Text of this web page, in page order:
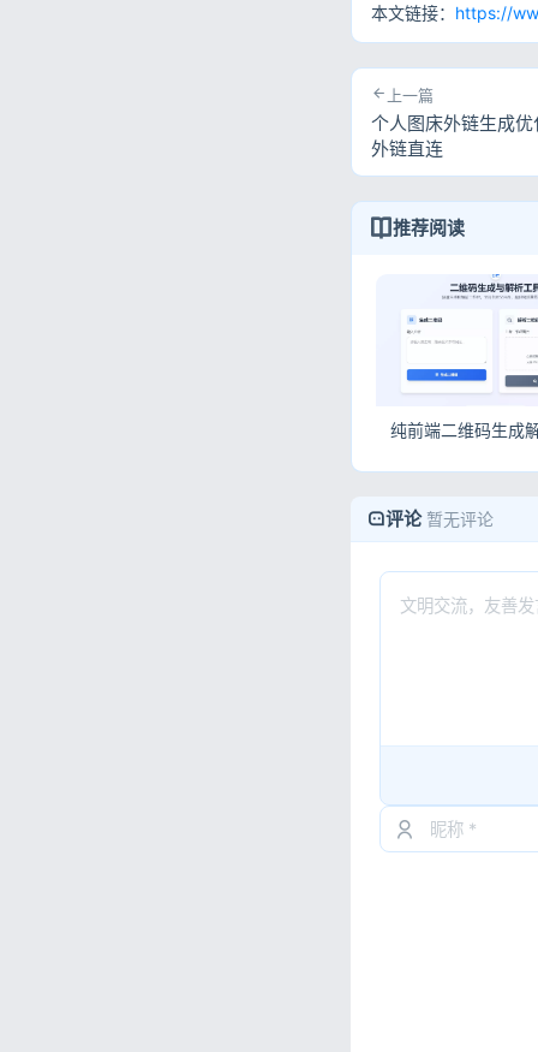
本文链接： https://
上一篇
个人图床外链生成
外链直连
推荐阅读
评论 暂无评论